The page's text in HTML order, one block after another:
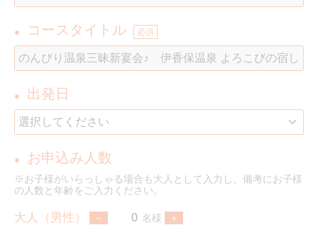
● コースタイトル 必須
● 出発日
● お申込み人数
※お子様がいらっしゃる場合も大人として入力し、備考にお子様
の人数と年齢をご入力ください。
大人（男性） 名様